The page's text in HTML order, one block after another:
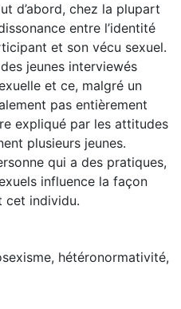
d’abord, chez la plupart
entre l’identité
et son vécu sexuel.
jeunes interviewés
et ce, malgré un
pas entièrement
expliqué par les attitudes
plusieurs jeunes.
qui a des pratiques,
influence la façon
cet individu.
, hétéronormativité,